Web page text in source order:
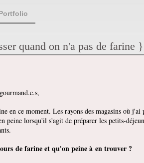
quand on n'a pas de farine }
en ce moment. Les rayons des magasins où
lorsqu'il s'agit de préparer les petits-
de farine et qu'on peine à en trouver ?